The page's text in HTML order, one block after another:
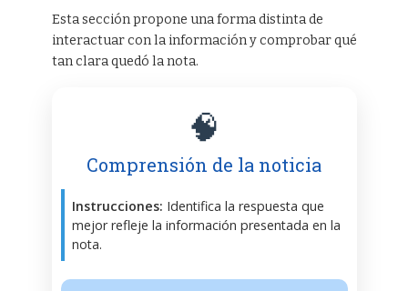
Esta sección propone una forma distinta de
interactuar con la información y comprobar qué
tan clara quedó la nota.
🧠
Comprensión de la noticia
Instrucciones: Identifica la respuesta que
mejor refleje la información presentada en la
nota.